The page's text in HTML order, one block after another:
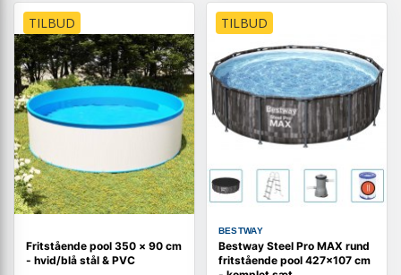
TILBUD
Fritstående pool 350 × 90 cm
- hvid/blå stål & PVC
TILBUD
BESTWAY
Bestway Steel Pro MAX rund
fritstående pool 427×107 cm